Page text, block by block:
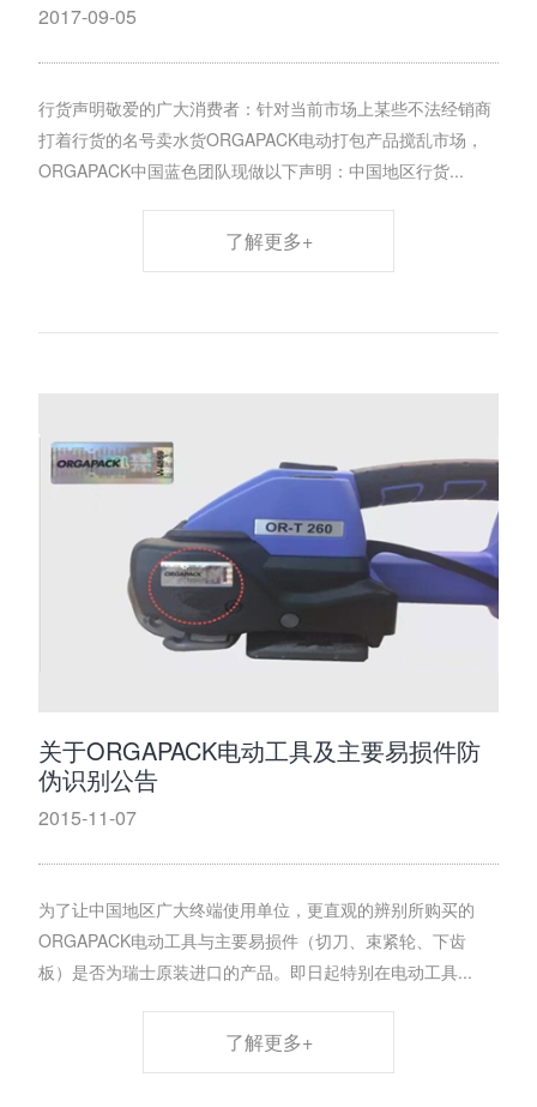
2017-09-05
行货声明敬爱的广大消费者：针对当前市场上某些不法经销商
打着行货的名号卖水货ORGAPACK电动打包产品搅乱市场，
ORGAPACK中国蓝色团队现做以下声明：中国地区行货...
了解更多+
关于ORGAPACK电动工具及主要易损件防
伪识别公告
2015-11-07
为了让中国地区广大终端使用单位，更直观的辨别所购买的
ORGAPACK电动工具与主要易损件（切刀、束紧轮、下齿
板）是否为瑞士原装进口的产品。即日起特别在电动工具...
了解更多+